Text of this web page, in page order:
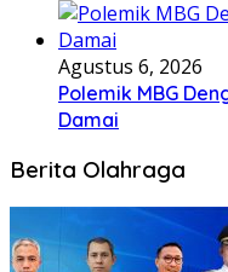
Agustus 6, 2026
Polemik MBG
Damai
Berita Olahraga